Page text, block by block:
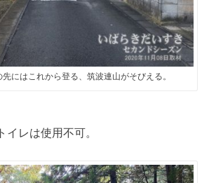
にはこれから登る、筑波連山がそびえる。
イレは使用不可。